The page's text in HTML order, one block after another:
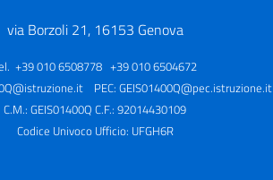
via Borzoli 21, 16153 Genova
+39 010 6508778 +39 010 6504672
PEC: GEIS01400Q@pec.istruzione.it
C.M.: GEIS01400Q C.F.: 92014430109
Codice Univoco Ufficio: UFGH6R